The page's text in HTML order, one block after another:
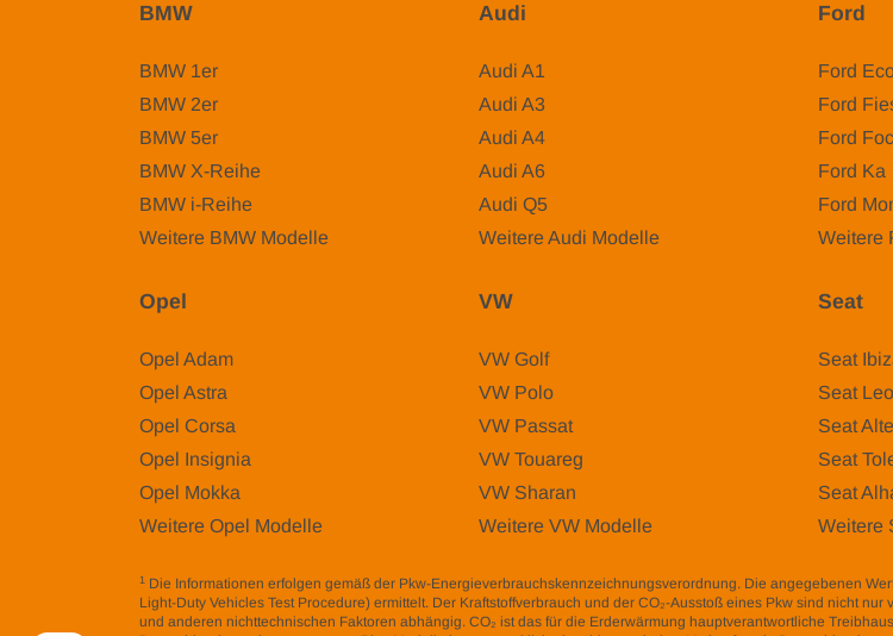
BMW
BMW 1er
BMW 2er
BMW 5er
BMW X-Reihe
BMW i-Reihe
Weitere BMW Modelle
Audi
Audi A1
Audi A3
Audi A4
Audi A6
Audi Q5
Weitere Audi Modelle
Ford
Ford
Ford
Ford
Ford Ka
Ford
Weitere
Opel
Opel Adam
Opel Astra
Opel Corsa
Opel Insignia
Opel Mokka
Weitere Opel Modelle
VW
VW Golf
VW Polo
VW Passat
VW Touareg
VW Sharan
Weitere VW Modelle
Seat
Seat
Seat
Seat
Seat
Seat
Weitere
1 Die Informationen erfolgen gemäß der Pkw-Energieverbrauchskennzeichnungsverordnung. Die angegebenen
Light-Duty Vehicles Test Procedure) ermittelt. Der Kraftstoffverbrauch und der CO₂-Ausstoß eines Pkw sind nicht
und anderen nichttechnischen Faktoren abhängig. CO₂ ist das für die Erderwärmung hauptverantwortliche